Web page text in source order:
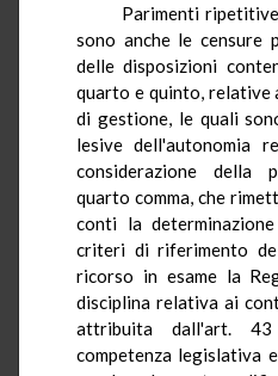
Parimenti
sono anche le censure
delle disposizioni
quarto e quinto, relative
di gestione, le quali
lesive dell'autonomia
considerazione della
quarto comma, che
conti la
criteri di riferimento
ricorso in esame la
disciplina relativa ai
attribuita dall'art.
competenza legislativa